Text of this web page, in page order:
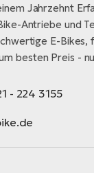
Jahrzehnt
Antriebe und
E-Bikes,
besten Preis -
- 224 3155